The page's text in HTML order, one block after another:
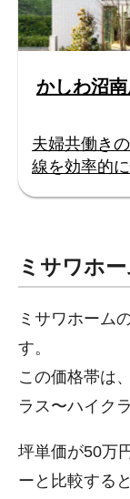
かしわ沼
夫婦共働き
線を効率的
ミサワホ
ミサワホーム
す。
この価格帯は
ラス〜ハイク
坪単価が50万
ーと比較する